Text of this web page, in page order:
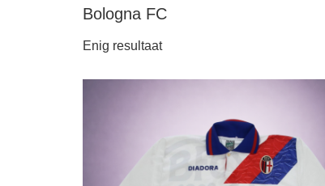
Bologna FC
Enig resultaat